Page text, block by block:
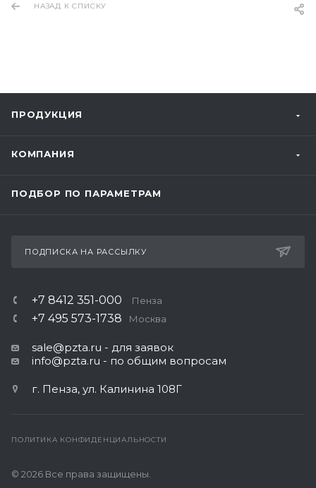
НАЗАД К СПИСКУ
ПРОДУКЦИЯ
КОМПАНИЯ
ПОДБОР ПО ПАРАМЕТРАМ
ПОДПИСКА НА РАССЫЛКУ
+7 8412 351-000 Пенза
+7 495 573-1738 Москва
sale@pzta.ru - для заявок
info@pzta.ru - по общим вопросам
г. Пенза, ул. Калинина 108Г
ПОЛИТИКА КОНФИДЕНЦИАЛЬНОСТИ
© 2026 Все права защищены.